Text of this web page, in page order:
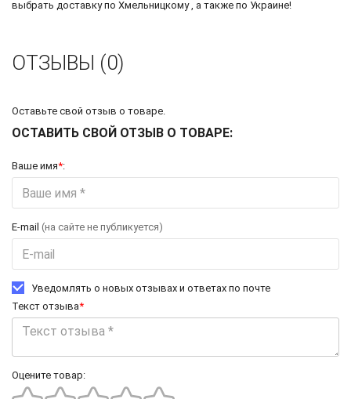
выбрать доставку по Хмельницкому , а также по Украине!
ОТЗЫВЫ (0)
Оставьте свой отзыв о товаре.
ОСТАВИТЬ СВОЙ ОТЗЫВ О ТОВАРЕ:
Ваше имя*:
E-mail (на сайте не публикуется)
Уведомлять о новых отзывах и ответах по почте
Текст отзыва*
Оцените товар: